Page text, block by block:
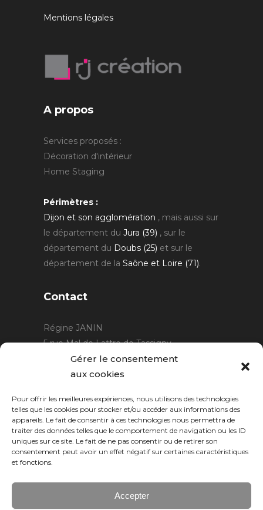
Gérer le consentement
aux cookies
Pour offrir les meilleures expériences, nous utilisons des technologies
telles que les cookies pour stocker et/ou accéder aux informations des
appareils. Le fait de consentir à ces technologies nous permettra de
traiter des données telles que le comportement de navigation ou les ID
uniques sur ce site. Le fait de ne pas consentir ou de retirer son
consentement peut avoir un effet négatif sur certaines caractéristiques
et fonctions.
Accepter
Mentions légales
A propos
Services proposés :
Décoration d'intérieur
Home Staging
Périmètres :
Dijon et son agglomération , mais aussi sur
le département du Jura (39) , sur le
département du Doubs (25) et sur le
département de la Saône et Loire (71).
Contact
Régine JANIN
5 rue Mal de Lattre de Tassigny
21220 Gevrey Chambertin
06 15 15 80 29
Horaires :sur rendez-vous.